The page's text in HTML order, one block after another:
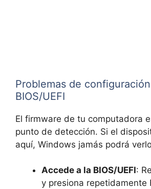
Problemas de
BIOS/UEFI
El firmware de tu computadora
punto de detección. Si el
aquí, Windows jamás podrá
Accede a la BIOS/UEFI:
y presiona repetidamente